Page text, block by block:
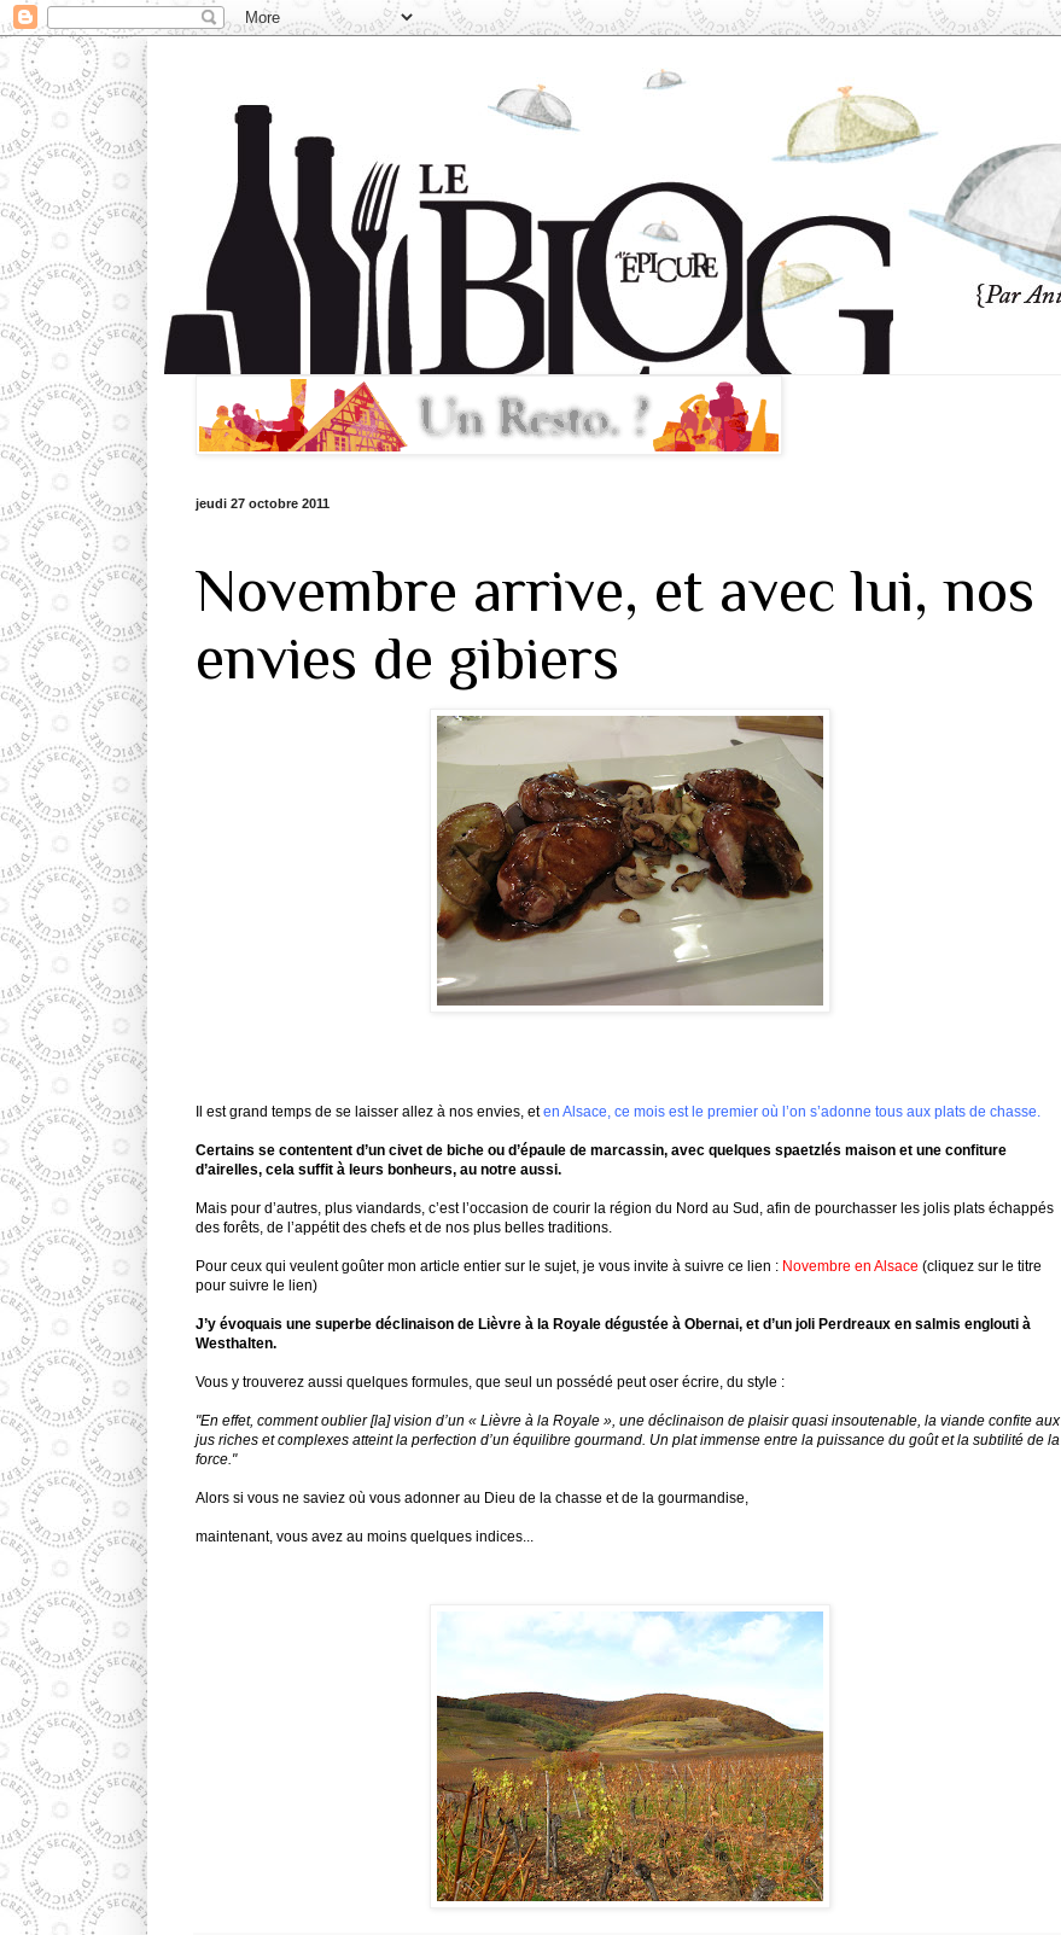
jeudi 27 octobre 2011
Novembre arrive, et avec lui, nos
envies de gibiers
Il est grand temps de se laisser allez à nos envies, eten Alsace, ce mois est le premier où l’on s’adonne tous aux plats de chasse.
Certains se contentent d’un civet de biche ou d’épaule de marcassin, avec quelques spaetzlés maison et une confiture
d’airelles, cela suffit à leurs bonheurs, au notre aussi.
Mais pour d’autres, plus viandards, c’est l’occasion de courir la région du Nord au Sud, afin de pourchasser les jolis plats échappés
des forêts, de l’appétit des chefs et de nos plus belles traditions.
Pour ceux qui veulent goûter mon article entier sur le sujet, je vous invite à suivre ce lien : Novembre en Alsace (cliquez sur le titre
pour suivre le lien)
J’y évoquais une superbe déclinaison de Lièvre à la Royale dégustée à Obernai, et d’un joli Perdreaux en salmis englouti à
Westhalten.
Vous y trouverez aussi quelques formules, que seul un possédé peut oser écrire, du style :
"En effet, comment oublier [la] vision d’un « Lièvre à la Royale », une déclinaison de plaisir quasi insoutenable, la viande confite aux
jus riches et complexes atteint la perfection d’un équilibre gourmand. Un plat immense entre la puissance du goût et la subtilité de la
force."
Alors si vous ne saviez où vous adonner au Dieu de la chasse et de la gourmandise,
maintenant, vous avez au moins quelques indices...